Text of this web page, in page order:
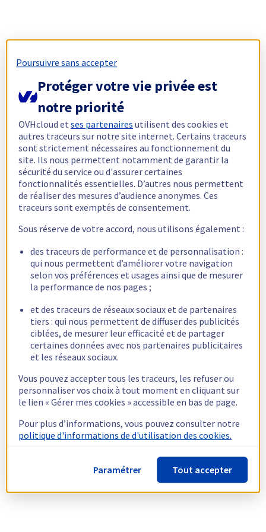
Poursuivre sans accepter
Protéger votre vie privée est
notre priorité
OVHcloud etses partenaires utilisent des cookies et
autres traceurs sur notre site internet. Certains traceurs
sont strictement nécessaires au fonctionnement du
site. Ils nous permettent notamment de garantir la
sécurité du service ou d'assurer certaines
fonctionnalités essentielles. D’autres nous permettent
de réaliser des mesures d’audience anonymes. Ces
traceurs sont exemptés de consentement.
Sous réserve de votre accord, nous utilisons également :
des traceurs de performance et de personnalisation :
qui nous permettent d’améliorer votre navigation
selon vos préférences et usages ainsi que de mesurer
la performance de nos pages ;
et des traceurs de réseaux sociaux et de partenaires
tiers : qui nous permettent de diffuser des publicités
ciblées, de mesurer leur efficacité et de partager
certaines données avec nos partenaires publicitaires
et les réseaux sociaux.
Vous pouvez accepter tous les traceurs, les refuser ou
personnaliser vos choix à tout moment en cliquant sur
le lien « Gérer mes cookies » accessible en bas de page.
Pour plus d’informations, vous pouvez consulter notre
politique d'informations de d'utilisation des cookies.
Paramétrer Tout accepter